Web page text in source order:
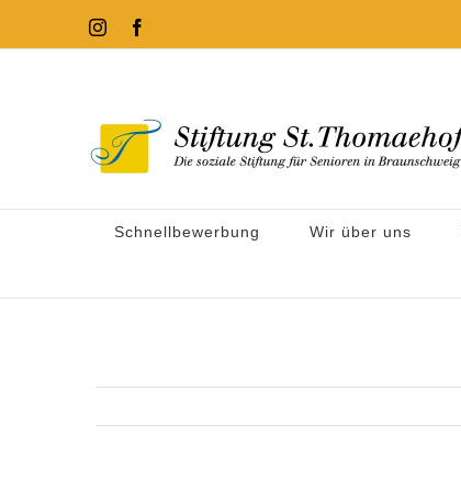
Inhalt
Instagram
Schnellbewerbung Wir über uns